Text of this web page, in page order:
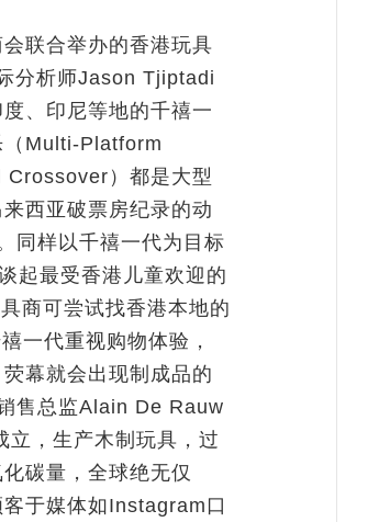
联合举办的香港玩具
分析师Jason Tjiptadi
、印尼等地的千禧一
（Multi-Platform
）都是大型
西亚破票房纪录的动
同样以千禧一代为目标
起最受香港儿童欢迎的
商可尝试找香港本地的
一代重视购物体验，
幕就会出现制成品的
售总监Alain De Rauw
立，生产木制玩具，过
碳量，全球绝无仅
于媒体如Instagram口